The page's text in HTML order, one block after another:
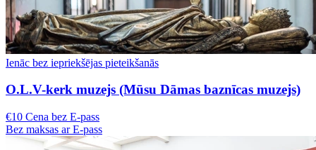
Ienāc bez iepriekšējas pieteikšanās
O.L.V-kerk muzejs (Mūsu Dāmas baznīcas muzejs)
€10 Cena bez E-pass
Bez maksas ar E-pass